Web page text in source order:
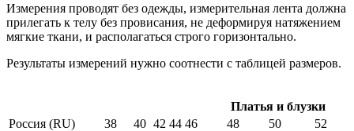
Измерения проводят без одежды, измерительная лента должна
прилегать к телу без провисания, не деформируя натяжением
мягкие ткани, и располагаться строго горизонтально.
Результаты измерений нужно соотнести с таблицей размеров.
Платья и блузки
Россия (RU)
38 40 42 44 46 48 50
52